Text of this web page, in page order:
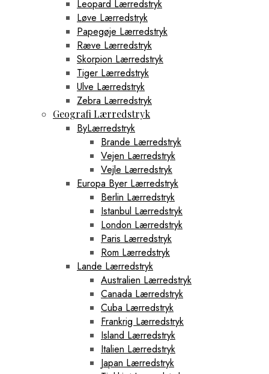
Leopard Lærredstryk
Løve Lærredstryk
Papegøje Lærredstryk
Ræve Lærredstryk
Skorpion Lærredstryk
Tiger Lærredstryk
Ulve Lærredstryk
Zebra Lærredstryk
Geografi Lærredstryk
ByLærredstryk
Brande Lærredstryk
Vejen Lærredstryk
Vejle Lærredstryk
Europa Byer Lærredstryk
Berlin Lærredstryk
Istanbul Lærredstryk
London Lærredstryk
Paris Lærredstryk
Rom Lærredstryk
Lande Lærredstryk
Australien Lærredstryk
Canada Lærredstryk
Cuba Lærredstryk
Frankrig Lærredstryk
Island Lærredstryk
Italien Lærredstryk
Japan Lærredstryk